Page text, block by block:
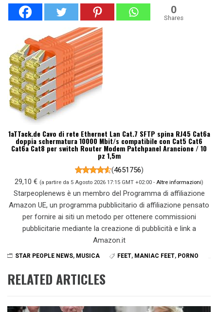
0
Shares
1aTTack.de Cavo di rete Ethernet Lan Cat.7 SFTP spina RJ45 Cat6a
doppia schermatura 10000 Mbit/s compatibile con Cat5 Cat6
Cat6a Cat8 per switch Router Modem Patchpanel Arancione / 10
pz 1,5m
(4651756)
29,10 € (a partire da 5 Agosto 2026 17:15 GMT +02:00 - Altre informazioni)
Starpeoplenews è un membro del Programma di affiliazione
Amazon UE, un programma pubblicitario di affiliazione pensato
per fornire ai siti un metodo per ottenere commissioni
pubblicitarie mediante la creazione di pubblicità e link a
Amazon.it
STAR PEOPLE NEWS, MUSICA FEET, MANIAC FEET, PORNO
RELATED ARTICLES